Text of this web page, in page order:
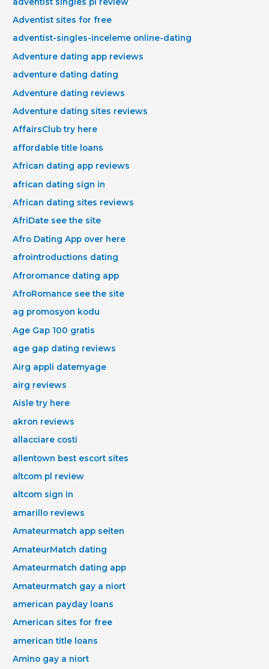
Adventist sites for free
adventist-singles-inceleme online-dating
Adventure dating app reviews
adventure dating dating
Adventure dating reviews
Adventure dating sites reviews
AffairsClub try here
affordable title loans
African dating app reviews
african dating sign in
African dating sites reviews
AfriDate see the site
Afro Dating App over here
afrointroductions dating
Afroromance dating app
AfroRomance see the site
ag promosyon kodu
Age Gap 100 gratis
age gap dating reviews
Airg appli datemyage
airg reviews
Aisle try here
akron reviews
allacciare costi
allentown best escort sites
altcom pl review
altcom sign in
amarillo reviews
Amateurmatch app seiten
AmateurMatch dating
Amateurmatch dating app
Amateurmatch gay a niort
american payday loans
American sites for free
american title loans
Amino gay a niort